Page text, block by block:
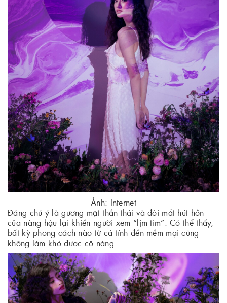
Ảnh: Internet
Đáng chú ý là gương mặt thần thái và đôi mắt hút hồn
của nàng hậu lại khiến người xem “lịm tim”. Có thể thấy,
bất kỳ phong cách nào từ cá tính đến mềm mại cũng
không làm khó được cô nàng.